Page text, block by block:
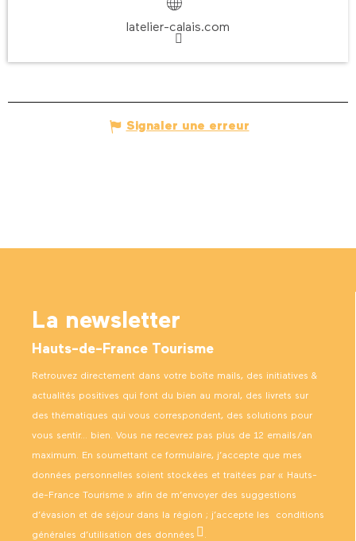
latelier-calais.com
Signaler une erreur
La newsletter
Hauts-de-France Tourisme
Retrouvez directement dans votre boîte mails, des initiatives &
actualités positives qui font du bien au moral, des livrets sur
des thématiques qui vous correspondent, des solutions pour
vous sentir… bien. Vous ne recevrez pas plus de 12 emails/an
maximum. En soumettant ce formulaire, j’accepte que mes
données personnelles soient stockées et traitées par « Hauts-
de-France Tourisme » afin de m’envoyer des suggestions
d’évasion et de séjour dans la région ; j’accepte les conditions
générales d’utilisation des données .